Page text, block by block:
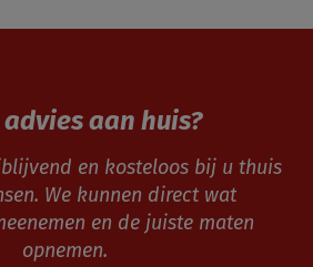
aan huis?
en kosteloos bij u thuis
We kunnen direct wat
en de juiste maten
opnemen.